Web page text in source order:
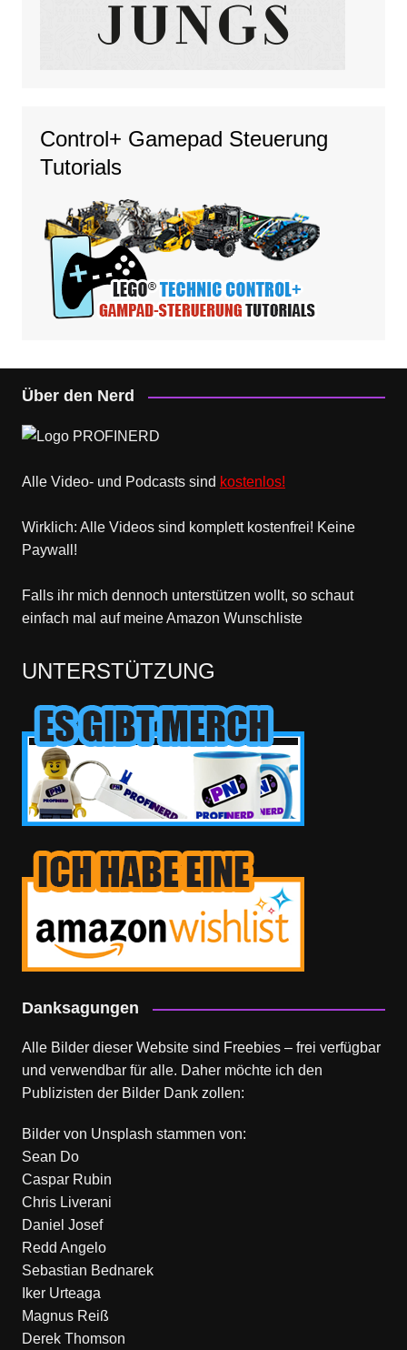
Control+ Gamepad Steuerung
Tutorials
Über den Nerd
Alle Video- und Podcasts sind kostenlos!
Wirklich: Alle Videos sind komplett kostenfrei! Keine
Paywall!
Falls ihr mich dennoch unterstützen wollt, so schaut
einfach mal auf meine Amazon Wunschliste
UNTERSTÜTZUNG
Danksagungen
Alle Bilder dieser Website sind Freebies – frei verfügbar
und verwendbar für alle. Daher möchte ich den
Publizisten der Bilder Dank zollen:
Bilder von Unsplash stammen von:
Sean Do
Caspar Rubin
Chris Liverani
Daniel Josef
Redd Angelo
Sebastian Bednarek
Iker Urteaga
Magnus Reiß
Derek Thomson